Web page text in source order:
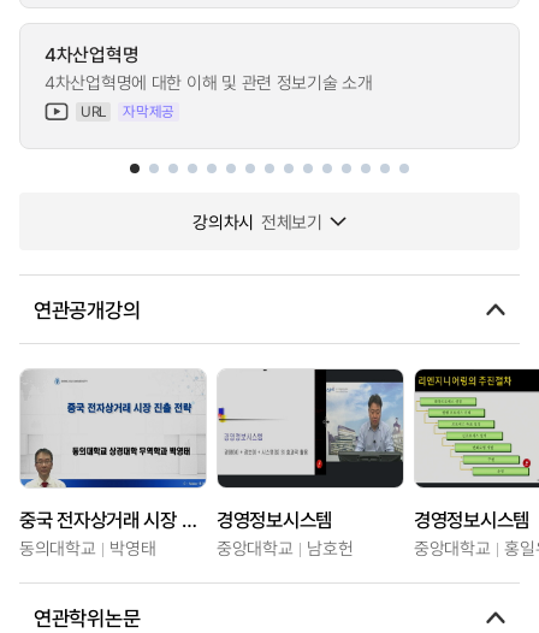
4차산업혁명
4차산업혁명에 대한 이해 및 관련 정보기술 소개
URL 자막제공
강의차시 전체보기
연관공개강의
중국 전자상거래 시장 진출 전략
동의대학교 박영태
경영정보시스템
중앙대학교 남호헌
경영정보시스템
중앙대학교 홍
연관학위논문